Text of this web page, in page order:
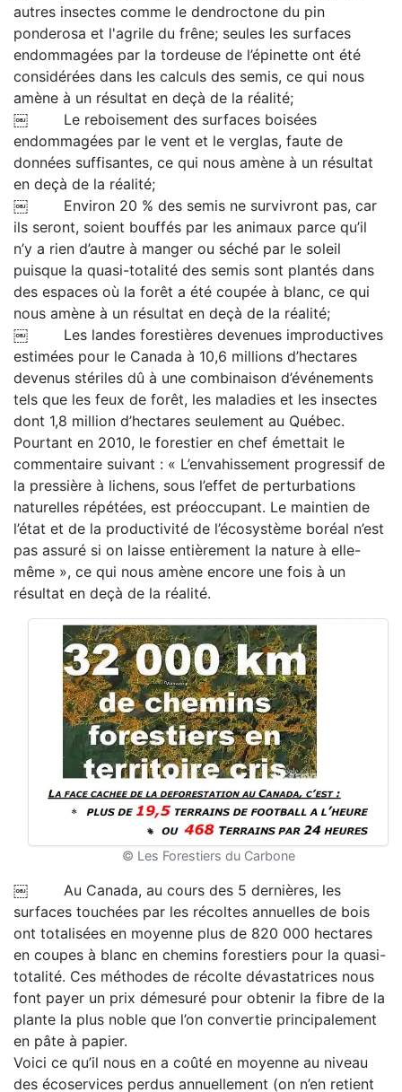
autres insectes comme le dendroctone du pin
ponderosa et l'agrile du frêne; seules les surfaces
endommagées par la tordeuse de l’épinette ont été
considérées dans les calculs des semis, ce qui nous
amène à un résultat en deçà de la réalité;
￼ Le reboisement des surfaces boisées
endommagées par le vent et le verglas, faute de
données suffisantes, ce qui nous amène à un résultat
en deçà de la réalité;
￼ Environ 20 % des semis ne survivront pas, car
ils seront, soient bouffés par les animaux parce qu’il
n’y a rien d’autre à manger ou séché par le soleil
puisque la quasi-totalité des semis sont plantés dans
des espaces où la forêt a été coupée à blanc, ce qui
nous amène à un résultat en deçà de la réalité;
￼ Les landes forestières devenues improductives
estimées pour le Canada à 10,6 millions d’hectares
devenus stériles dû à une combinaison d’événements
tels que les feux de forêt, les maladies et les insectes
dont 1,8 million d’hectares seulement au Québec.
Pourtant en 2010, le forestier en chef émettait le
commentaire suivant : « L’envahissement progressif de
la pressière à lichens, sous l’effet de perturbations
naturelles répétées, est préoccupant. Le maintien de
l’état et de la productivité de l’écosystème boréal n’est
pas assuré si on laisse entièrement la nature à elle-
même », ce qui nous amène encore une fois à un
résultat en deçà de la réalité.
© Les Forestiers du Carbone
￼ Au Canada, au cours des 5 dernières, les
surfaces touchées par les récoltes annuelles de bois
ont totalisées en moyenne plus de 820 000 hectares
en coupes à blanc en chemins forestiers pour la quasi-
totalité. Ces méthodes de récolte dévastatrices nous
font payer un prix démesuré pour obtenir la fibre de la
plante la plus noble que l’on convertie principalement
en pâte à papier.
Voici ce qu’il nous en a coûté en moyenne au niveau
des écoservices perdus annuellement (on n’en retient